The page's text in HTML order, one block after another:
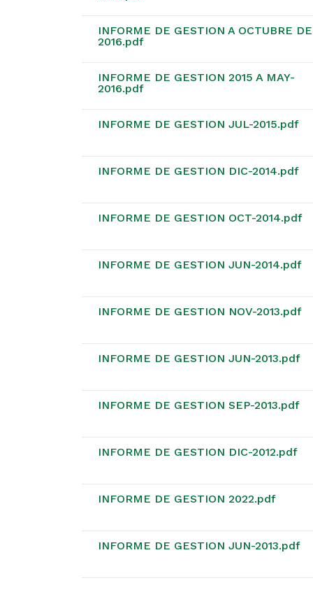
INFORME DE GESTION A OCTUBRE DE
2016.pdf
INFORME DE GESTION 2015 A MAY-
2016.pdf
INFORME DE GESTION JUL-2015.pdf
INFORME DE GESTION DIC-2014.pdf
INFORME DE GESTION OCT-2014.pdf
INFORME DE GESTION JUN-2014.pdf
INFORME DE GESTION NOV-2013.pdf
INFORME DE GESTION JUN-2013.pdf
INFORME DE GESTION SEP-2013.pdf
INFORME DE GESTION DIC-2012.pdf
INFORME DE GESTION 2022.pdf
INFORME DE GESTION JUN-2013.pdf